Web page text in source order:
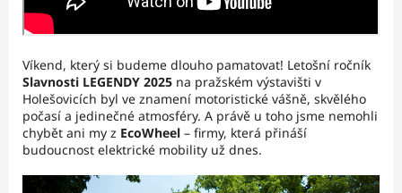
Víkend, který si budeme dlouho pamatovat! Letošní ročník
Slavnosti LEGENDY 2025 na pražském výstavišti v
Holešovicích byl ve znamení motoristické vášně, skvělého
počasí a jedinečné atmosféry. A právě u toho jsme nemohli
chybět ani my z EcoWheel – firmy, která přináší
budoucnost elektrické mobility už dnes.